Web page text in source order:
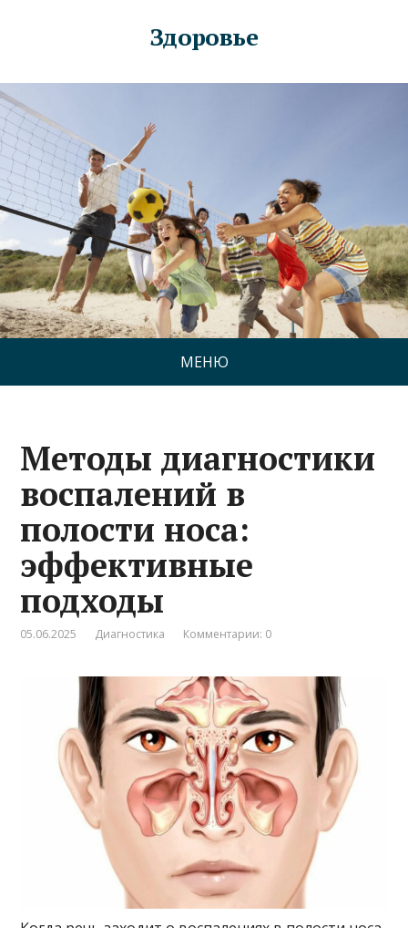
Здоровье
МЕНЮ
Методы диагностики
воспалений в
полости носа:
эффективные
подходы
05.06.2025 Диагностика Комментарии: 0